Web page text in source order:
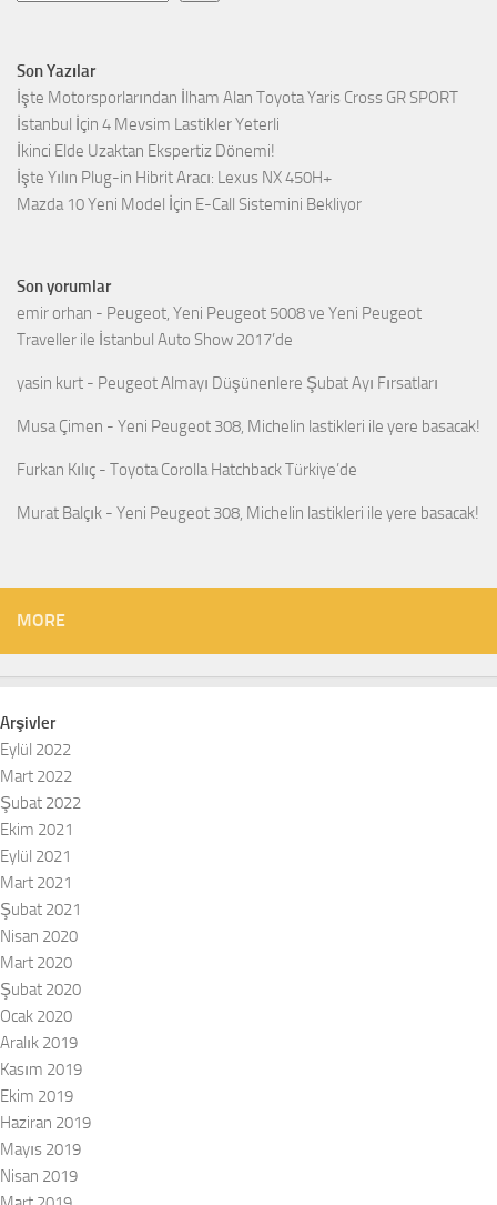
Son Yazılar
İşte Motorsporlarından İlham Alan Toyota Yaris Cross GR SPORT
İstanbul İçin 4 Mevsim Lastikler Yeterli
İkinci Elde Uzaktan Ekspertiz Dönemi!
İşte Yılın Plug-in Hibrit Aracı: Lexus NX 450H+
Mazda 10 Yeni Model İçin E-Call Sistemini Bekliyor
Son yorumlar
emir orhan - Peugeot, Yeni Peugeot 5008 ve Yeni Peugeot
Traveller ile İstanbul Auto Show 2017’de
yasin kurt - Peugeot Almayı Düşünenlere Şubat Ayı Fırsatları
Musa Çimen - Yeni Peugeot 308, Michelin lastikleri ile yere basacak!
Furkan Kılıç - Toyota Corolla Hatchback Türkiye’de
Murat Balçık - Yeni Peugeot 308, Michelin lastikleri ile yere basacak!
MORE
Arşivler
Eylül 2022
Mart 2022
Şubat 2022
Ekim 2021
Eylül 2021
Mart 2021
Şubat 2021
Nisan 2020
Mart 2020
Şubat 2020
Ocak 2020
Aralık 2019
Kasım 2019
Ekim 2019
Haziran 2019
Mayıs 2019
Nisan 2019